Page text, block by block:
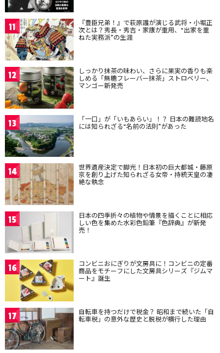
11 『豊臣兄弟！』で萩原護が演じる武将・小堀正
次とは？秀長・秀吉・家康が重用、“出家を重
ねた実務派”の生涯
12 しっかり抹茶の味わい、さらに果実の香りも楽
しめる「無糖フレーバー抹茶」ストロベリー、
マンゴー新発売
13 「一口」が「いもあらい」！？ 日本の難読地名
には知られざる“名前の法則”があった
14 世界遺産決定で脚光！日本初の巨大都城・藤原
京を創り上げた知られざる女帝・持統天皇の凄
絶な執念
15 日本の四季折々の植物や情景を描くことに相応
しい色を集めた水彩色鉛筆『色辞典』が新発
売！
16 コンビニおにぎりが文房具に！コンビニの定番
商品をモチーフにした文房具シリーズ『ジムマ
ート』誕生
17 自転車を持つだけで税金？ 昭和まで続いた「自
転車税」の意外な歴史と脱税が横行した理由